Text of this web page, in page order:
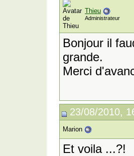
Thieu
Administrateur
Bonjour il
grande.
Merci
23/08/2010,
Marion
Et voila ...?!